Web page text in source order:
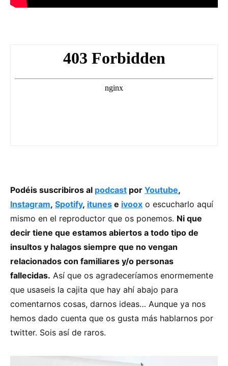
Podéis suscribiros al podcast por Youtube,
Instagram, Spotify, itunes e ivoox o escucharlo aquí
mismo en el reproductor que os ponemos. Ni que
decir tiene que estamos abiertos a todo tipo de
insultos y halagos siempre que no vengan
relacionados con familiares y/o personas
fallecidas. Así que os agradeceríamos enormemente
que usaseis la cajita que hay ahí abajo para
comentarnos cosas, darnos ideas… Aunque ya nos
hemos dado cuenta que os gusta más hablarnos por
twitter. Sois así de raros.